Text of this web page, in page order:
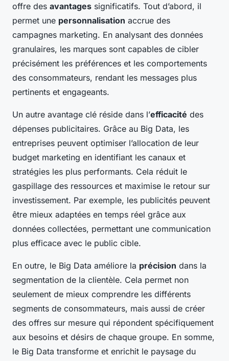
offre des avantages significatifs. Tout d’abord, il
permet une personnalisation accrue des
campagnes marketing. En analysant des données
granulaires, les marques sont capables de cibler
précisément les préférences et les comportements
des consommateurs, rendant les messages plus
pertinents et engageants.
Un autre avantage clé réside dans l’efficacité des
dépenses publicitaires. Grâce au Big Data, les
entreprises peuvent optimiser l’allocation de leur
budget marketing en identifiant les canaux et
stratégies les plus performants. Cela réduit le
gaspillage des ressources et maximise le retour sur
investissement. Par exemple, les publicités peuvent
être mieux adaptées en temps réel grâce aux
données collectées, permettant une communication
plus efficace avec le public cible.
En outre, le Big Data améliore la précision dans la
segmentation de la clientèle. Cela permet non
seulement de mieux comprendre les différents
segments de consommateurs, mais aussi de créer
des offres sur mesure qui répondent spécifiquement
aux besoins et désirs de chaque groupe. En somme,
le Big Data transforme et enrichit le paysage du